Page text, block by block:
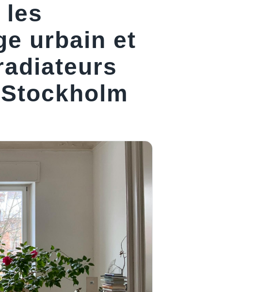
les
urbain et